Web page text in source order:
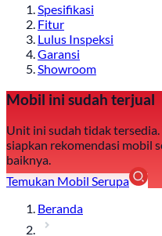
Spesifikasi
Fitur
Lulus Inspeksi
Garansi
Showroom
Mobil ini sudah terjual
Unit ini sudah tidak
siapkan rekomendasi mobil
baiknya.
Temukan Mobil Serupa
Beranda